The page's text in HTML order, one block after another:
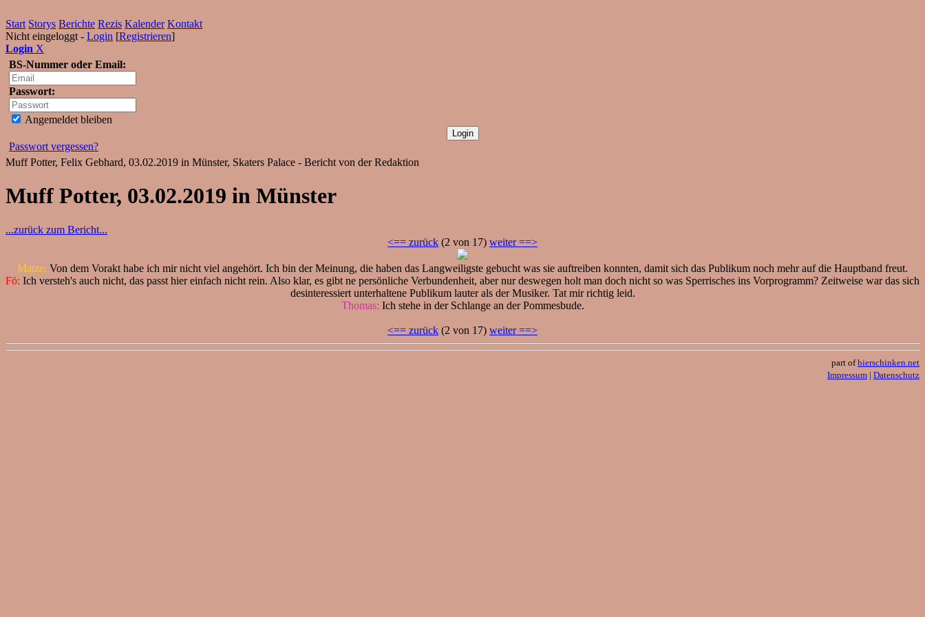
Start Storys Berichte Rezis Kalender Kontakt
Nicht eingeloggt - Login [Registrieren]
Login X
BS-Nummer oder Email:
Passwort:
Angemeldet bleiben
Passwort vergessen?
Muff Potter, Felix Gebhard, 03.02.2019 in Münster, Skaters Palace - Bericht von der Redaktion
Muff Potter, 03.02.2019 in Münster
...zurück zum Bericht...
<== zurück (2 von 17) weiter ==>
Matze: Von dem Vorakt habe ich mir nicht viel angehört. Ich bin der Meinung, die haben das Langweiligste gebucht was sie auftreiben konnten, damit sich das Publikum noch mehr auf die Hauptband freut.
Fö: Ich versteh's auch nicht, das passt hier einfach nicht rein. Also klar, es gibt ne persönliche Verbundenheit, aber nur deswegen holt man doch nicht so was Sperrisches ins Vorprogramm? Zeitweise war das sich
desinteressiert unterhaltene Publikum lauter als der Musiker. Tat mir richtig leid.
Thomas: Ich stehe in der Schlange an der Pommesbude.
<== zurück (2 von 17) weiter ==>
part ofbierschinken.net
Impressum | Datenschutz